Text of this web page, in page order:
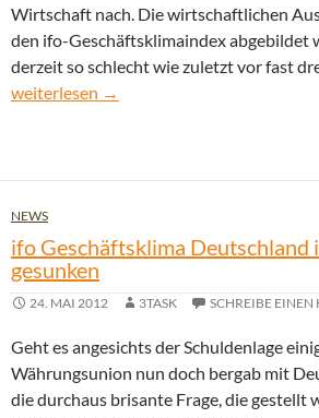
Wirtschaft nach. Die wirtschaftlichen
den ifo-Geschäftsklimaindex abgebildet
derzeit so schlecht wie zuletzt vor fast
Ifo-Index: Negative
weiterlesen →
NEWS
ifo Geschäftsklima Deutschland
gesunken
24. MAI 2012 3TASK SCHREIBE
Geht es angesichts der Schuldenlage
Währungsunion nun doch bergab mit
die durchaus brisante Frage, die gestellt